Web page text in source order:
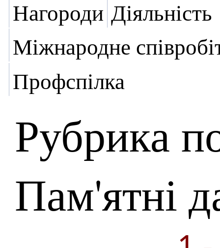
Нагороди Діяльність
Міжнародне
Профспілка
Рубрика
Пам'ятні